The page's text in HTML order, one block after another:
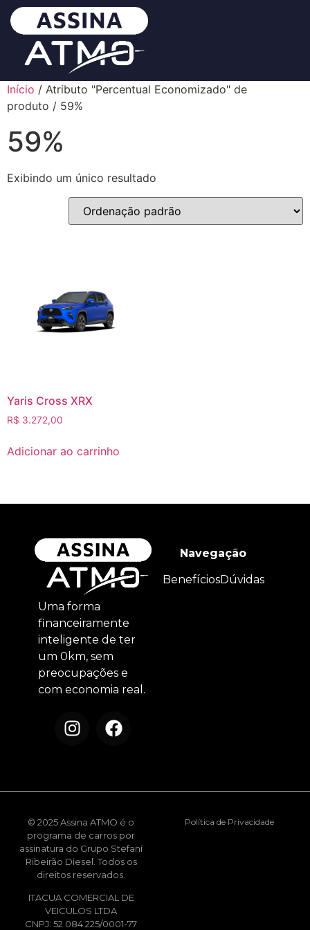
Início / Atributo "Percentual Economizado" de
produto / 59%
59%
Exibindo um único resultado
Yaris Cross XRX
R$ 3.272,00
Adicionar ao carrinho
Uma forma
financeiramente
inteligente de ter
um 0km, sem
preocupações e
com economia real.
Navegação
BenefíciosDúvidas
© 2025 Assina ATMO é o
programa de carros por
assinatura do Grupo Stefani
Ribeirão Diesel. Todos os
direitos reservados.
ITACUA COMERCIAL DE
VEICULOS LTDA
CNPJ: 52.084.225/0001-77
Política de Privacidade